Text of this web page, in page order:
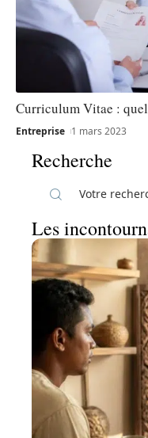
Curriculum Vitae :
Entreprise 1 mars 2023
Recherche
Les